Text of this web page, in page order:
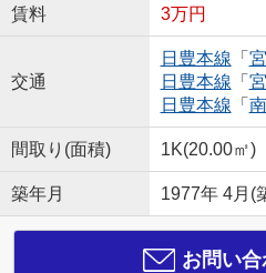
賃料 3万円
交通
日豊本線 「
日豊本線 「
日豊本線 「
間取り(面積) 1K(20.00㎡)
築年月 1977年 4月(
お問い